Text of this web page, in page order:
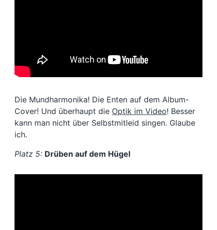
Die Mundharmonika! Die Enten auf dem Album-
Cover! Und überhaupt die Optik im Video! Besser
kann man nicht über Selbstmitleid singen. Glaube
ich.
Platz 5: Drüben auf dem Hügel